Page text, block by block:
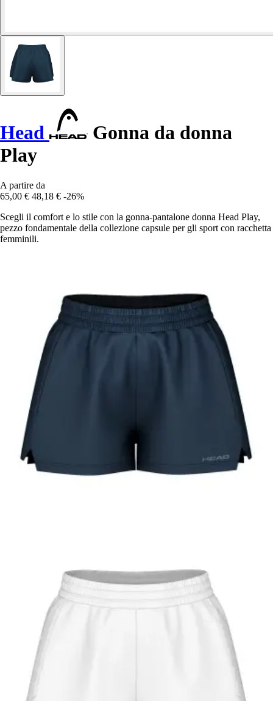
Head
Gonna da donna
Play
A partire da
65,00 € 48,18 € -26%
Scegli il comfort e lo stile con la gonna-pantalone donna Head Play,
pezzo fondamentale della collezione capsule per gli sport con racchetta
femminili.